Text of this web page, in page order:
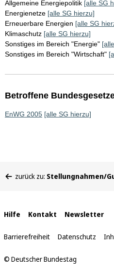
Allgemeine Energiepolitik [alle SG
Energienetze [alle SG hierzu]
Erneuerbare Energien [alle SG
Klimaschutz [alle SG hierzu]
Sonstiges im Bereich "Energie"
Sonstiges im Bereich "Wirtschaft"
Betroffene
EnWG 2005 [alle SG hierzu]
befinden
zurück zu: Stellungnahmen/
Interne
Links
Hilfe Kontakt Newsletter
Barrierefreiheit Datenschutz
© Deutscher Bundestag